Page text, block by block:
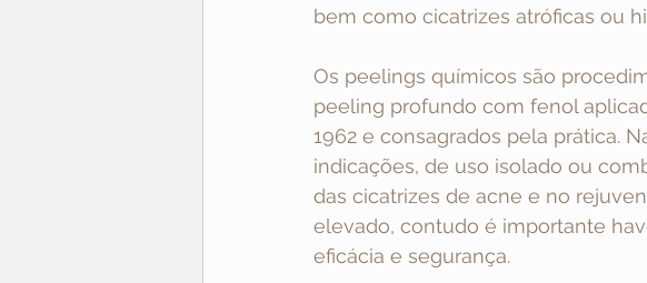
bem como cicatrizes atróficas ou
Os peelings químicos são
peeling profundo com fenol
1962 e consagrados pela prática.
indicações, de uso isolado ou
das cicatrizes de acne e no
elevado, contudo é importante
eficácia e segurança.